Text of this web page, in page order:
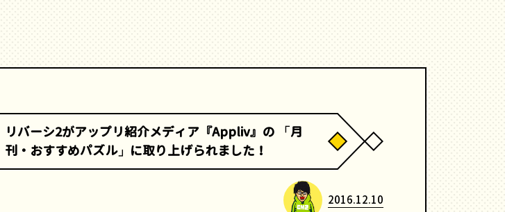
リバーシ2がアップリ紹介メディア『Appliv』の 「月
刊・おすすめパズル」に取り上げられました！
2016.12.10